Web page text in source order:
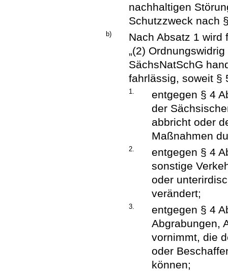
nachhaltigen
Schutzzweck nach
b)
Nach Absatz 1 wird
„(2)
SächsNatSchG
fahrlässig, soweit §
1.
entgegen § 4
der
abbricht oder
Maßnahmen
2.
entgegen § 4
sonstige
oder
verändert;
3.
entgegen § 4
Abgrabungen,
vornimmt, die
oder
können;